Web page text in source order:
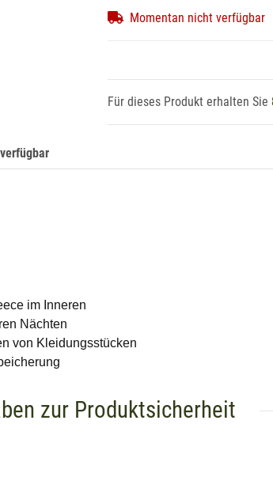
Momentan nicht verfügbar
Für dieses Produkt erhalten Sie
im Inneren
Nächten
von Kleidungsstücken
zur Produktsicherheit